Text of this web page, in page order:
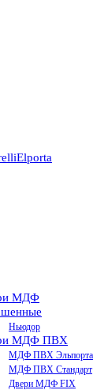
Elporta
МДФ
Ньюдор
МДФ ПВХ
МДФ ПВХ Эльпорта
МДФ ПВХ Стандарт
Двери МДФ FIX